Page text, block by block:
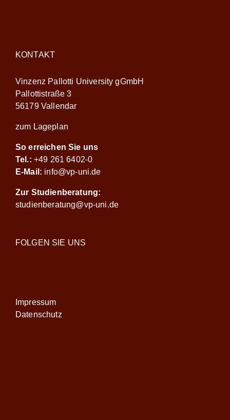
KONTAKT
Vinzenz Pallotti University gGmbH
Pallottistraße 3
56179 Vallendar
zum Lageplan
So erreichen Sie uns
Tel.: +49 261 6402-0
E-Mail: info@vp-uni.de
Zur Studienberatung:
studienberatung@vp-uni.de
FOLGEN SIE UNS
Impressum
Datenschutz